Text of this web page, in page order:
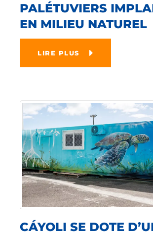
PALÉTUVIERS
EN MILIEU NATUREL
LIRE PLUS
CÁYOLI SE DOTE